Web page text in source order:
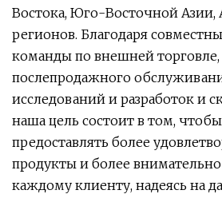
Востока, Юго-Восточной
регионов. Благодаря
команды по внешней
послепродажного
исследований и разработок и
наша цель состоит в том,
предоставлять более
продукты и более
каждому клиенту, надеясь на